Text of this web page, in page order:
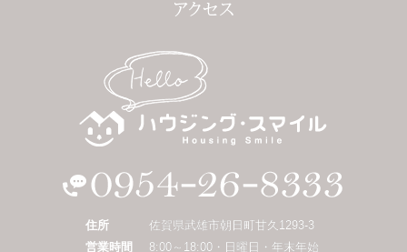
住所
佐賀県武雄市朝日町甘久1293-3
営業時間
8:00～18:00・日曜日・年末年始